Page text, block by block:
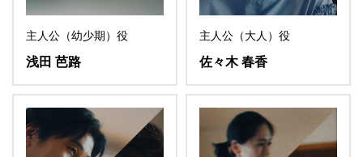
主人公（幼少期）役
浅田 芭路
主人公（大人）役
佐々木 春香